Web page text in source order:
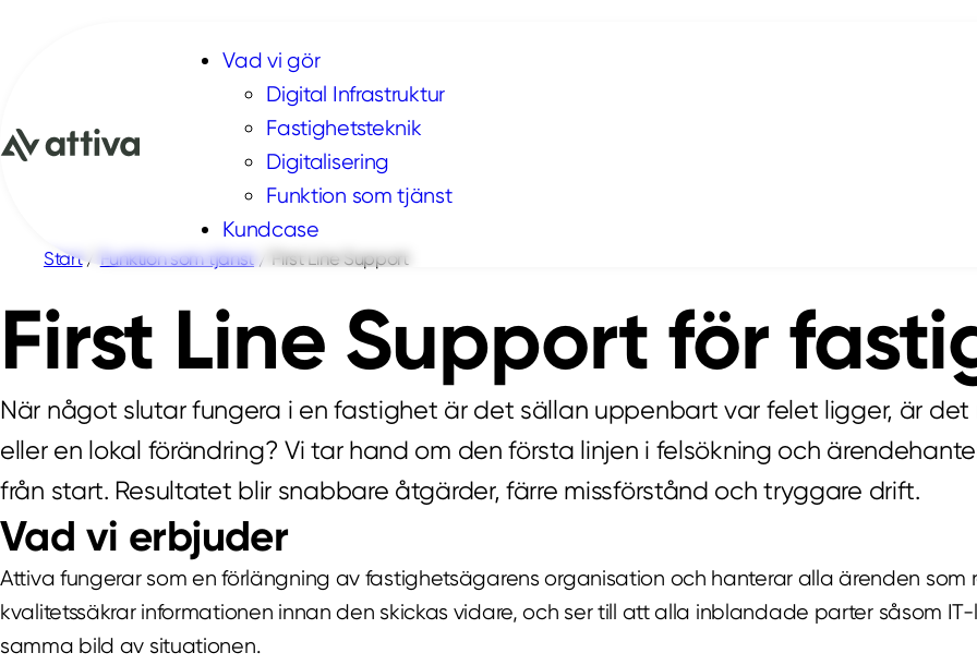
Vad vi gör
Digital Infrastruktur
Fastighetsteknik
Digitalisering
Funktion som tjänst
Kundcase
Start / Funktion som tjänst / First Line Support
First Line Support för
När något slutar fungera i en fastighet är det sällan uppenbart var felet ligger, är
eller en lokal förändring? Vi tar hand om den första linjen i felsökning och
från start. Resultatet blir snabbare åtgärder, färre missförstånd och tryggare drift.
Vad vi erbjuder
Attiva fungerar som en förlängning av fastighetsägarens organisation och hanterar alla ärenden
kvalitetssäkrar informationen innan den skickas vidare, och ser till att alla inblandade parter såsom
samma bild av situationen.